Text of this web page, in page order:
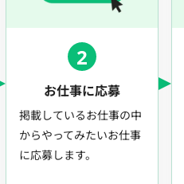
2
お仕事に応募
掲載しているお仕事の中
からやってみたいお仕事
に応募します。